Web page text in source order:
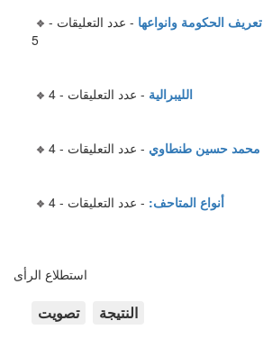
تعريف الحكومة وانواعها - عدد التعليقات -
5
الليبرالية - عدد التعليقات - 4
محمد حسين طنطاوي - عدد التعليقات - 4
أنواع المتاحف: - عدد التعليقات - 4
استطلاع الرأى